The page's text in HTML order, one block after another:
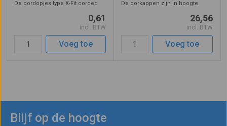
De oordopjes type X-Fit corded
handig als u de oordopjes even
uit moet doen. De oorpluggen
worden aangebracht in de
0,61
incl. BTW
Voeg toe
De oorkappen zijn in hoogte
comfortabel dankzij het zachte
Gehoorkappen dempen
schadelijke geluiden voor uw
26,56
incl. BTW
Voeg toe
Blijf op de hoogte